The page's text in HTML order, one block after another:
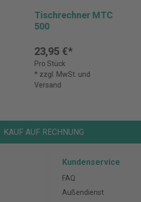
Tischrechner MTC
500
23,95 €*
Pro Stück
* zzgl. MwSt. und
Versand
KAUF AUF RECHNUNG
Kundenservice
FAQ
Außendienst